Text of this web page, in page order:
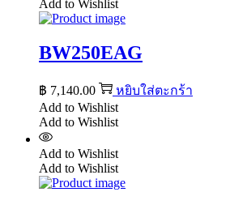
Add to Wishlist
BW250EAG
฿ 7,140.00
หยิบใส่ตะกร้า
Add to Wishlist
Add to Wishlist
Add to Wishlist
Add to Wishlist